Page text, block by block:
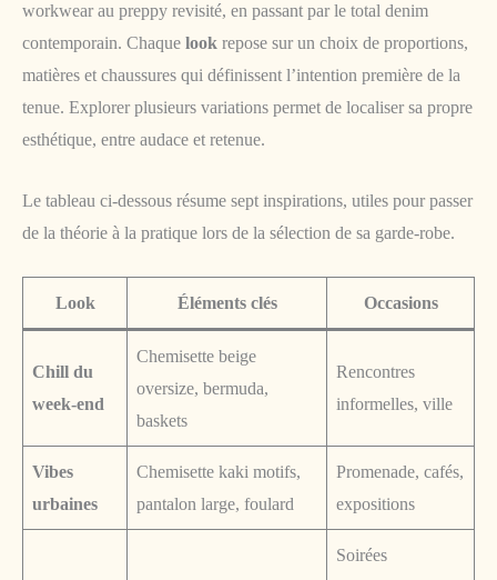
workwear au preppy revisité, en passant par le total denim
contemporain. Chaque look repose sur un choix de proportions,
matières et chaussures qui définissent l’intention première de la
tenue. Explorer plusieurs variations permet de localiser sa propre
esthétique, entre audace et retenue.
Le tableau ci-dessous résume sept inspirations, utiles pour passer
de la théorie à la pratique lors de la sélection de sa garde-robe.
Look Éléments clés Occasions
Chill du
week-end
Chemisette beige
oversize, bermuda,
baskets
Rencontres
informelles, ville
Vibes
urbaines
Chemisette kaki motifs,
pantalon large, foulard
Promenade, cafés,
expositions
Soirées